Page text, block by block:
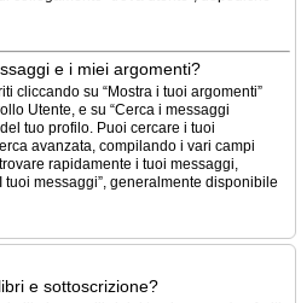
e i miei argomenti?
cliccando su “Mostra i tuoi argomenti”
Utente, e su “Cerca i messaggi
tuo profilo. Puoi cercare i tuoi
avanzata, compilando i vari campi
rapidamente i tuoi messaggi,
tuoi messaggi”, generalmente disponibile
e sottoscrizione?